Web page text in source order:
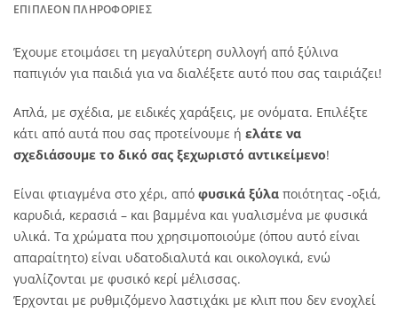
ΕΠΙΠΛΈΟΝ ΠΛΗΡΟΦΟΡΊΕΣ
Έχουμε ετοιμάσει τη μεγαλύτερη συλλογή από ξύλινα
παπιγιόν για παιδιά για να διαλέξετε αυτό που σας ταιριάζει!
Απλά, με σχέδια, με ειδικές χαράξεις, με ονόματα. Επιλέξτε
κάτι από αυτά που σας προτείνουμε ή ελάτε να
σχεδιάσουμε το δικό σας ξεχωριστό αντικείμενο!
Είναι φτιαγμένα στο χέρι, από φυσικά ξύλα ποιότητας -οξιά,
καρυδιά, κερασιά – και βαμμένα και γυαλισμένα με φυσικά
υλικά. Τα χρώματα που χρησιμοποιούμε (όπου αυτό είναι
απαραίτητο) είναι υδατοδιαλυτά και οικολογικά, ενώ
γυαλίζονται με φυσικό κερί μέλισσας.
Έρχονται με ρυθμιζόμενο λαστιχάκι με κλιπ που δεν ενοχλεί